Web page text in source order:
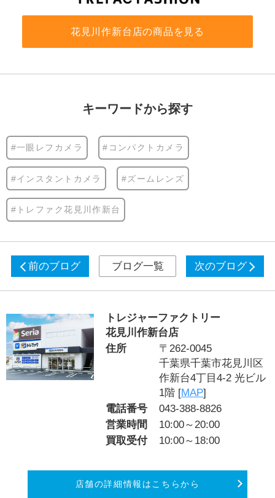
花見川作新台店の商品を見る
キーワードから探す
#一眼レフカメラ #コンパクトカメラ
#インスタントカメラ #ズームレンズ
#トレファク花見川作新台
前のブログ ブログ一覧 次のブログ
トレジャーファクトリー
花見川作新台店
住所
〒262-0045
千葉県千葉市花見川区
作新台4丁目4-2 光ビル
1階 [MAP]
電話番号
043-388-8826
営業時間
10:00～20:00
買取受付
10:00～18:00
店舗の詳細情報はこちらから